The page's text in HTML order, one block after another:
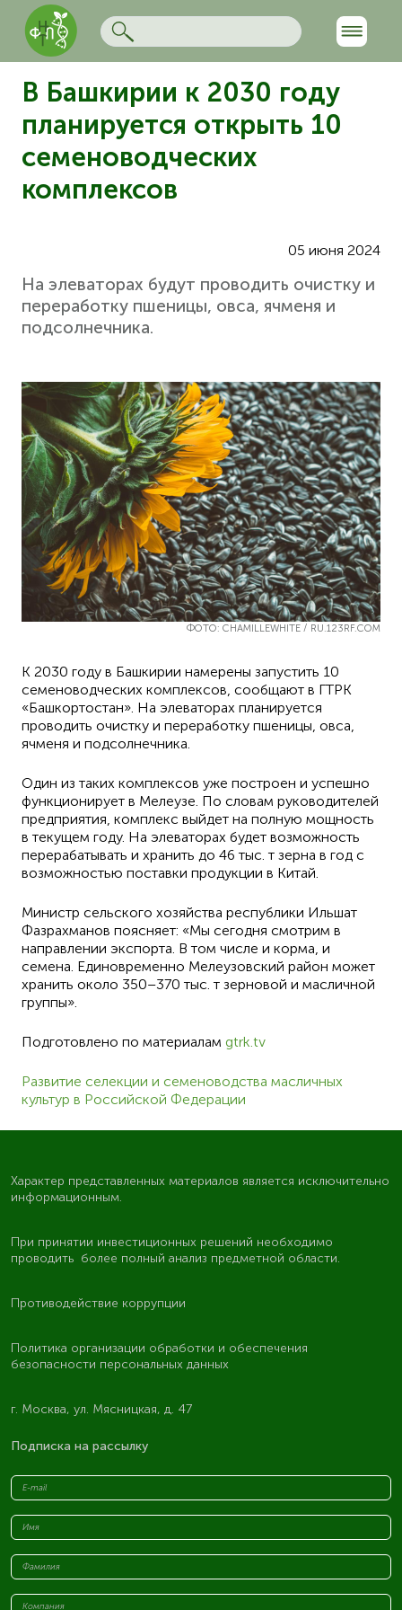
В Башкирии к 2030 году
планируется открыть 10
семеноводческих
комплексов
05 июня 2024
На элеваторах будут проводить очистку и
переработку пшеницы, овса, ячменя и
подсолнечника.
ФОТО: CHAMILLEWHITE / RU.123RF.COM
К 2030 году в Башкирии намерены запустить 10
семеноводческих комплексов, сообщают в ГТРК
«Башкортостан». На элеваторах планируется
проводить очистку и переработку пшеницы, овса,
ячменя и подсолнечника.
Один из таких комплексов уже построен и успешно
функционирует в Мелеузе. По словам руководителей
предприятия, комплекс выйдет на полную мощность
в текущем году. На элеваторах будет возможность
перерабатывать и хранить до 46 тыс. т зерна в год с
возможностью поставки продукции в Китай.
Министр сельского хозяйства республики Ильшат
Фазрахманов поясняет: «Мы сегодня смотрим в
направлении экспорта. В том числе и корма, и
семена. Единовременно Мелеузовский район может
хранить около 350–370 тыс. т зерновой и масличной
группы».
Подготовлено по материалам gtrk.tv
Развитие селекции и семеноводства масличных
культур в Российской Федерации
Характер представленных материалов является исключительно
информационным.
При принятии инвестиционных решений необходимо
проводить более полный анализ предметной области.
Противодействие коррупции
Политика организации обработки и обеспечения
безопасности персональных данных
г. Москва, ул. Мясницкая, д. 47
Подписка на рассылку